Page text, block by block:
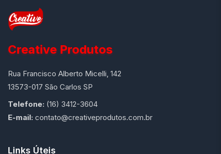
Creative Produtos
Rua Francisco Alberto Micelli, 142
13573-017 São Carlos SP
Telefone: (16) 3412-3604
E-mail: contato@creativeprodutos.com.br
Links Úteis